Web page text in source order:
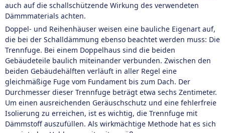
auch auf die schallschützende Wirkung des verwendeten
Dämmmaterials achten.
Doppel- und Reihenhäuser weisen eine bauliche Eigenart auf,
die bei der Schalldämmung ebenso beachtet werden muss: Die
Trennfuge. Bei einem Doppelhaus sind die beiden
Gebäudeteile baulich miteinander verbunden. Zwischen den
beiden Gebäudehälften verläuft in aller Regel eine
gleichmäßige Fuge vom Fundament bis zum Dach. Der
Durchmesser dieser Trennfuge beträgt etwa sechs Zentimeter.
Um einen ausreichenden Geräuschschutz und eine fehlerfreie
Isolierung zu erreichen, ist es wichtig, die Trennfuge mit
Dämmstoff auszufüllen. Als wirkmächtige Methode hat es sich